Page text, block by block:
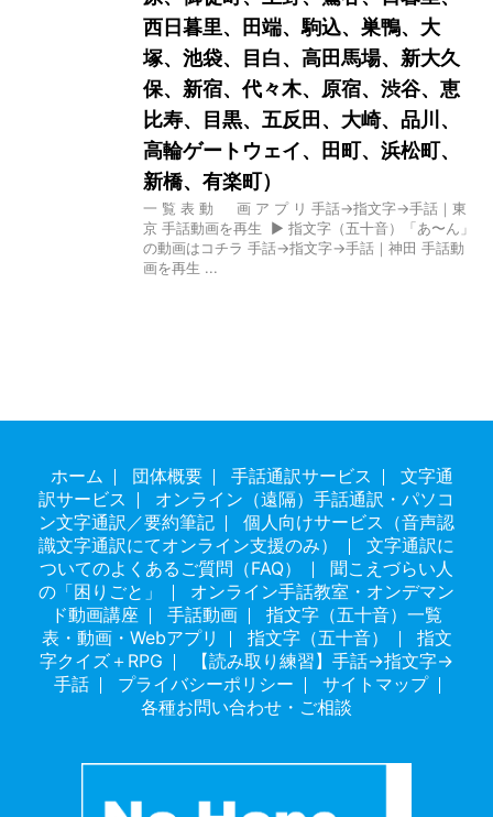
西日暮里、田端、駒込、巣鴨、大
塚、池袋、目白、高田馬場、新大久
保、新宿、代々木、原宿、渋谷、恵
比寿、目黒、五反田、大崎、品川、
高輪ゲートウェイ、田町、浜松町、
新橋、有楽町）
一 覧 表 動 画 ア プ リ 手話→指文字→手話｜東
京 手話動画を再生 ▶ 指文字（五十音）「あ〜ん」
の動画はコチラ 手話→指文字→手話｜神田 手話動
画を再生 ...
ホーム 団体概要 手話通訳サービス
文字通
訳サービス
オンライン（遠隔）手話通訳・パソコ
ン文字通訳／要約筆記
個人向けサービス（音声認
識文字通訳にてオンライン支援のみ）
文字通訳に
ついてのよくあるご質問（FAQ）
聞こえづらい人
の「困りごと」
オンライン手話教室・オンデマン
ド動画講座
手話動画
指文字（五十音）一覧
表・動画・Webアプリ
指文字（五十音）
指文
字クイズ＋RPG
【読み取り練習】手話→指文字→
手話
プライバシーポリシー
サイトマップ
各種お問い合わせ・ご相談